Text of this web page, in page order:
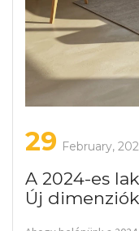
29 February,
A 2024-es
Új